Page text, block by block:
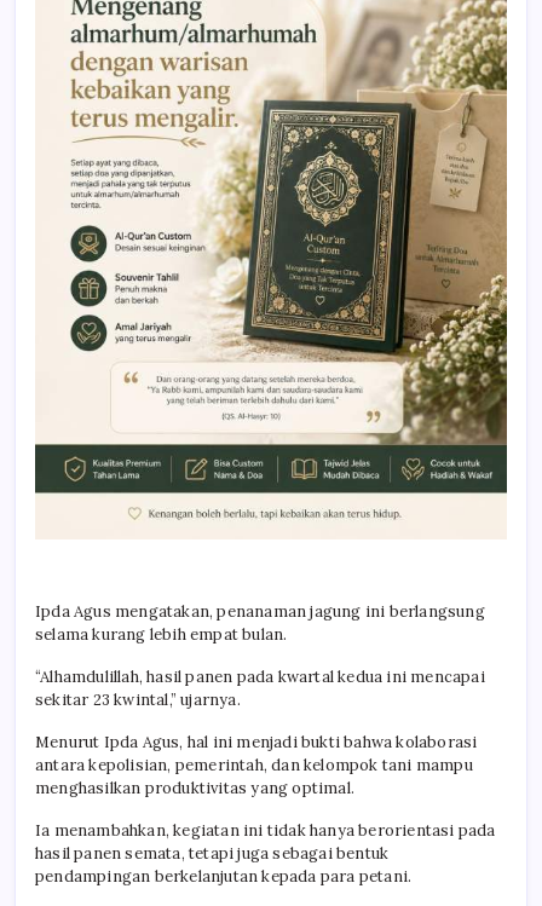
Ipda Agus mengatakan, penanaman jagung ini berlangsung
selama kurang lebih empat bulan.
“Alhamdulillah, hasil panen pada kwartal kedua ini mencapai
sekitar 23 kwintal,” ujarnya.
Menurut Ipda Agus, hal ini menjadi bukti bahwa kolaborasi
antara kepolisian, pemerintah, dan kelompok tani mampu
menghasilkan produktivitas yang optimal.
Ia menambahkan, kegiatan ini tidak hanya berorientasi pada
hasil panen semata, tetapi juga sebagai bentuk
pendampingan berkelanjutan kepada para petani.